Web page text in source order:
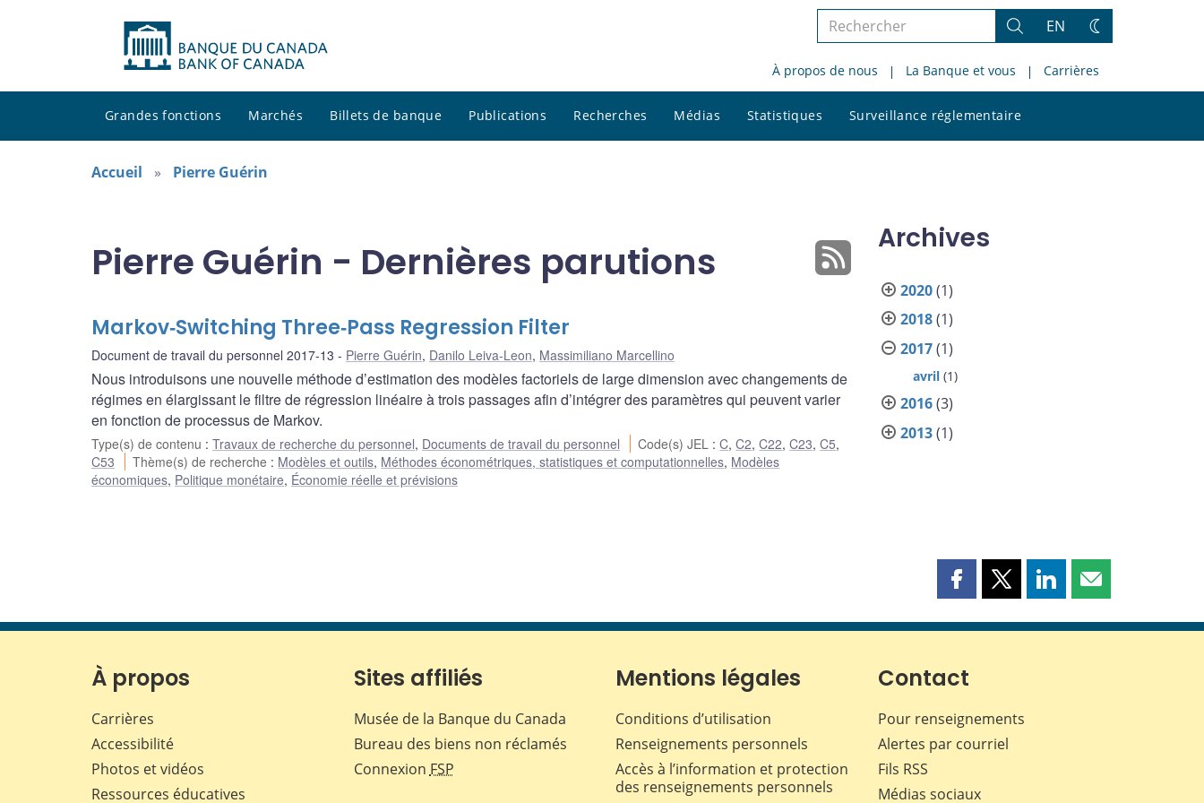
Rechercher
le
site
Rechercher
EN
Changez
thème
À propos de nous La Banque et vous Carrières
Grandes fonctions Marchés Billets de banque Publications Recherches Médias Statistiques Surveillance réglementaire
le
Accueil Pierre Guérin
Pierre Guérin - Dernières parutions
Markov‐Switching Three‐Pass Regression Filter
Document de travail du personnel 2017-13 Pierre Guérin, Danilo Leiva-Leon, Massimiliano Marcellino
Nous introduisons une nouvelle méthode d’estimation des modèles factoriels de large dimension avec changements de
régimes en élargissant le filtre de régression linéaire à trois passages afin d’intégrer des paramètres qui peuvent varier
en fonction de processus de Markov.
Type(s) de contenu : Travaux de recherche du personnel, Documents de travail du personnel Code(s) JEL :C,C2,C22,C23,C5,
C53
Thème(s) de recherche : Modèles et outils, Méthodes économétriques, statistiques et computationnelles, Modèles
économiques, Politique monétaire, Économie réelle et prévisions
Archives
2020(1)
2018(1)
2017(1)
avril (1)
2016(3)
2013(1)
Partager
page
Facebook
Partager
page
Partager
page
Partager
page
À propos
Carrières
Accessibilité
Photos et vidéos
Ressources éducatives
Sites affiliés
Musée de la Banque du Canada
Bureau des biens non réclamés
Connexion FSP
Mentions légales
Conditions d’utilisation
Renseignements personnels
Accès à l’information et protection
des renseignements personnels
Contact
Pour renseignements
Alertes par courriel
Fils RSS
Médias sociaux